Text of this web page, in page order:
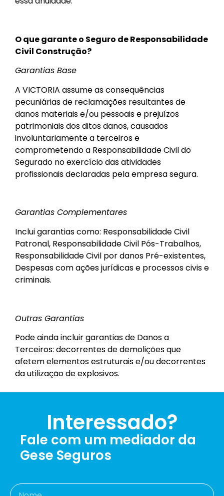
O que garante o Seguro de Responsabilidade
Civil Construção?
Garantias Base
A VICTORIA assume as consequências
pecuniárias de reclamações resultantes de
danos materiais e/ou pessoais e prejuízos
patrimoniais dos ditos danos, causados
involuntariamente a terceiros e
comprometendo a Responsabilidade Civil do
Segurado no exercício das atividades
profissionais declaradas pela empresa segura.
Garantias Complementares
Inclui garantias como: Responsabilidade Civil
Patronal, Responsabilidade Civil Pós-Trabalhos,
Responsabilidade Civil por danos Pré-existentes,
Despesas com ações jurídicas e processos civis e
criminais.
Outras Garantias
Pode ainda incluir garantias de Danos a
Terceiros: decorrentes de demolições que
afetem elementos estruturais e/ou decorrentes
da utilização de explosivos.
Interessado?
Fale com um mediador da
Gese Seguros